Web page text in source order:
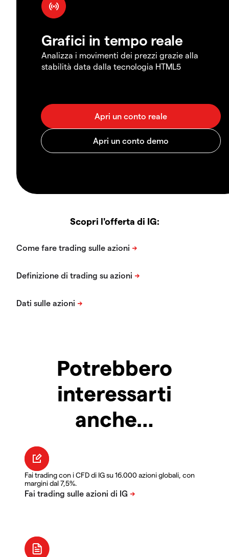
Grafici in tempo reale
Analizza i movimenti dei prezzi grazie alla
stabilità data dalla tecnologia HTML5
Scopri l'offerta di IG:
Potrebbero
interessarti
anche…
Fai trading con i CFD di IG su 16.000 azioni globali, con
margini dal 7,5%.